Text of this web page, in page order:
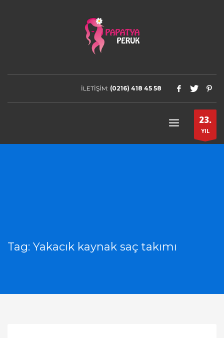
İLETİŞİM: (0216) 418 45 58
23.
YIL
Tag: Yakacık kaynak saç takımı